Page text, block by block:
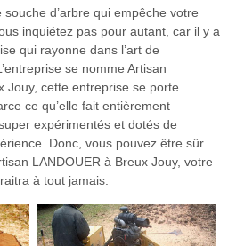
d’arbre qui empêche votre
inquiétez pas pour autant, car il y a
qui rayonne dans l’art de
se nomme Artisan
Jouy, cette entreprise se porte
ce qu’elle fait entièrement
expérimentés et dotés de
Donc, vous pouvez être sûr
LANDOUER à Breux Jouy, votre
à tout jamais.